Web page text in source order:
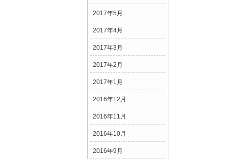
2017年5月
2017年4月
2017年3月
2017年2月
2017年1月
2016年12月
2016年11月
2016年10月
2016年9月